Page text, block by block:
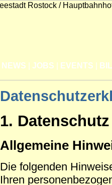
NEWS JOBS EVENTS
1.
Allgemeine
Die folgenden
Ihren